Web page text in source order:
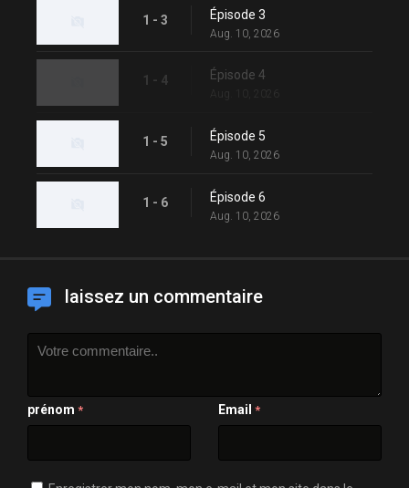
1 - 3 Épisode 3
Aug. 10, 2026
1 - 4 Épisode 4
1 - 5 Épisode 5
Aug. 10, 2026
1 - 6 Épisode 6
Aug. 10, 2026
laissez un commentaire
prénom * Email *